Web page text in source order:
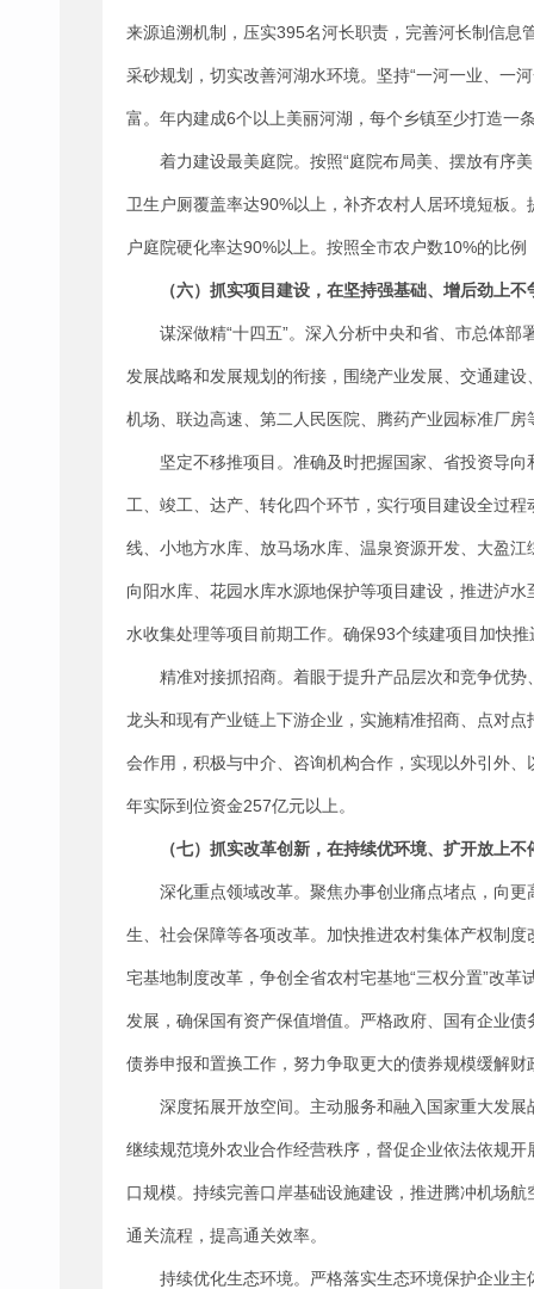
来源追溯机制，压实395名河长职责，完善河长制信息
采砂规划，切实改善河湖水环境。坚持“一河一业、一
富。年内建成6个以上美丽河湖，每个乡镇至少打造一
着力建设最美庭院。按照“庭院布局美、摆放有序
卫生户厕覆盖率达90%以上，补齐农村人居环境短板
户庭院硬化率达90%以上。按照全市农户数10%的比
（六）抓实项目建设，在坚持强基础、增后劲上不
谋深做精“十四五”。深入分析中央和省、市总体
发展战略和发展规划的衔接，围绕产业发展、交通建
机场、联边高速、第二人民医院、腾药产业园标准厂
坚定不移推项目。准确及时把握国家、省投资导
工、竣工、达产、转化四个环节，实行项目建设全过
线、小地方水库、放马场水库、温泉资源开发、大盈
向阳水库、花园水库水源地保护等项目建设，推进泸
水收集处理等项目前期工作。确保93个续建项目加快
精准对接抓招商。着眼于提升产品层次和竞争优
龙头和现有产业链上下游企业，实施精准招商、点对
会作用，积极与中介、咨询机构合作，实现以外引外
年实际到位资金257亿元以上。
（七）抓实改革创新，在持续优环境、扩开放上不
深化重点领域改革。聚焦办事创业痛点堵点，向
生、社会保障等各项改革。加快推进农村集体产权制
宅基地制度改革，争创全省农村宅基地“三权分置”改
发展，确保国有资产保值增值。严格政府、国有企业
债券申报和置换工作，努力争取更大的债券规模缓解
深度拓展开放空间。主动服务和融入国家重大发
继续规范境外农业合作经营秩序，督促企业依法依规
口规模。持续完善口岸基础设施建设，推进腾冲机场
通关流程，提高通关效率。
持续优化生态环境。严格落实生态环境保护企业